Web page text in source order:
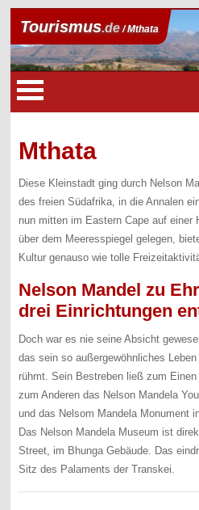
Tourismus.de/ Mthata
Mthata
Diese Kleinstadt ging durch Nelson
des freien Südafrika, in die Annalen
nun mitten im Eastern Cape auf einer
über dem Meeresspiegel gelegen,
Kultur genauso wie tolle
Nelson Mandel zu
drei Einrichtungen
Doch war es nie seine Absicht
das sein so außergewöhnliches
rühmt. Sein Bestreben ließ zum
zum Anderen das Nelson Mandela
und das Nelsom Mandela Monument
Das Nelson Mandela Museum ist
Street, im Bhunga Gebäude. Das
Sitz des Palaments der Transkei.